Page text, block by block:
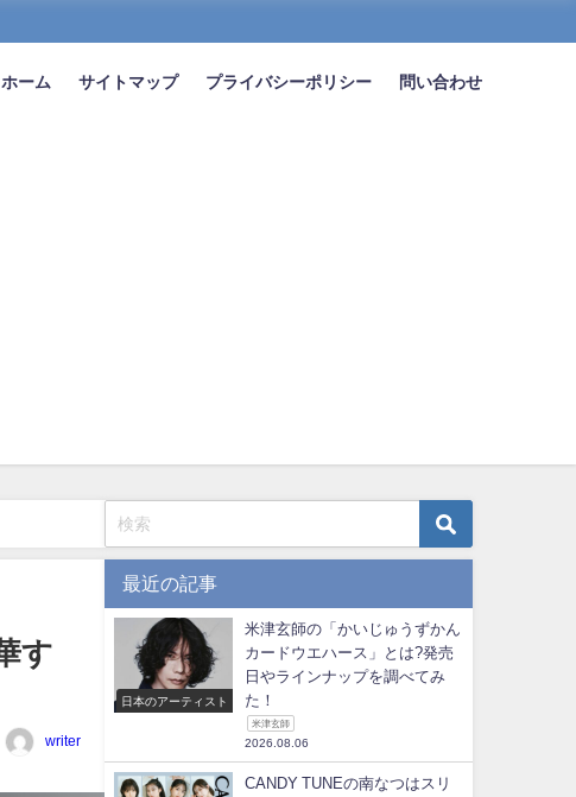
ホーム サイトマップ プライバシーポリシー 問い合わせ
す
writer
最近の記事
日本のアーティスト
米津玄師の「かいじゅうずかん
カードウエハース」とは?発売
日やラインナップを調べてみ
た！
米津玄師
2026.08.06
CANDY TUNEの南なつはスリ